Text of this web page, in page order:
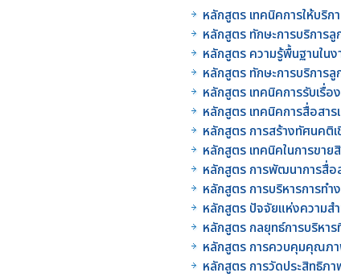
หลักสูตร เทคนิคการให้บริ
หลักสูตร ทักษะการบริการ
หลักสูตร ความรู้พื้นฐานใน
หลักสูตร ทักษะการบริการ
หลักสูตร เทคนิคการรับเรื่
หลักสูตร เทคนิคการสื่อสา
หลักสูตร การสร้างทัศนค
หลักสูตร เทคนิคในการข
หลักสูตร การพัฒนาการสื่อ
หลักสูตร การบริหารการ
หลักสูตร ปัจจัยแห่งความ
หลักสูตร กลยุทธ์การบริห
หลักสูตร การควบคุมคุณภ
หลักสูตร การวัดประสิทธิ